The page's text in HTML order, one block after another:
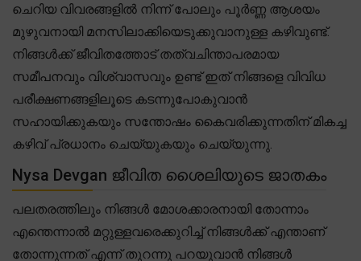
ചെറിയ വിവരങ്ങളിൽ നിന്ന് പോലും പൂർണ്ണ ആശയം
മുഴുവനായി മനസിലാക്കിയെടുക്കുവാനുള്ള കഴിവുണ്ട്.
നിങ്ങൾക്ക് ജീവിതത്തോട് തത്വചിന്താപരമായ
സമീപനവും വിശ്വാസവും ഉണ്ട് ഇത് നിങ്ങളെ വിവിധ
പരീക്ഷണങ്ങളിലൂടെ കടന്നുപോകുവാൻ
സഹായിക്കുകയും സന്തോഷം കൈവരിക്കുന്നതിന് മികച്ച
കഴിവ് പ്രധാനം ചെയ്യുകയും ചെയ്യുന്നു.
Nysa Devgan ജീവിത ശൈലിയുടെ ജാതകം
പലതരത്തിലും നിങ്ങൾ മോശക്കാരനായി തോന്നാം
എന്തെന്നാൽ മറ്റുള്ളവരെക്കുറിച്ച് നിങ്ങൾക്ക് എന്താണ്
തോന്നുന്നത് എന്ന് തുറന്നു പറയുവാൻ നിങ്ങൾ